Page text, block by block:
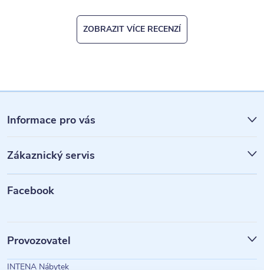
ZOBRAZIT VÍCE RECENZÍ
á
p
a
Informace pro vás
Zákaznický servis
Facebook
Provozovatel
INTENA Nábytek